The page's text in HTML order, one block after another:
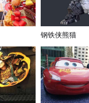
钢铁侠熊猫